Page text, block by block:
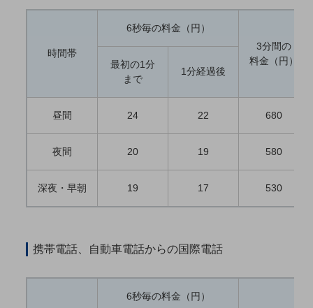
カテゴリーで探すTOP
クラウド・データセンター
電話・映像コミュニケーション
セキュリティ
運用管理
時間帯
6秒毎の料金（円）
3分間の
料金（円）
最初の1分
まで
1分経過後
昼間 24 22 680
夜間 20 19 580
深夜・早朝 19 17 530
携帯電話、自動車電話からの国際電話
6秒毎の料金（円）